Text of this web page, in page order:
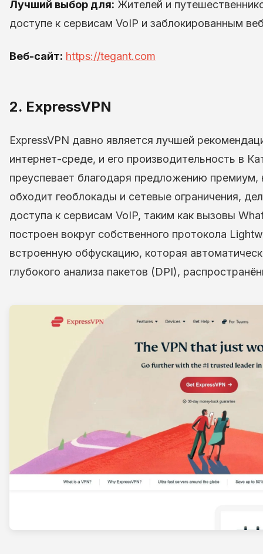
Лучший выбор для: Жителей и
доступе к сервисам VoIP и заблокированным
Веб-сайт: https://tegant.com
2. ExpressVPN
ExpressVPN давно является лучшей
интернет-среде, и его производительность в
преуспевает благодаря предложению
обходит геоблокады и сетевые ограничения,
доступа к сервисам VoIP, таким как вызовы
построен вокруг собственного протокола
встроенную обфускацию, которая
глубокого анализа пакетов (DPI),